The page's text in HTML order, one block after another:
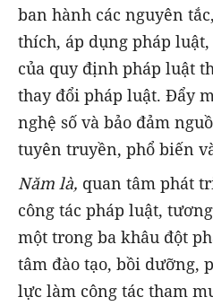
ban hành các nguyên
thích, áp dụng pháp
của quy định pháp luật
thay đổi pháp luật. Đẩy
nghệ số và bảo đảm
tuyên truyền, phổ biến
Năm là, quan tâm phát
công tác pháp luật,
một trong ba khâu đột
tâm đào tạo, bồi dưỡng,
lực làm công tác tham